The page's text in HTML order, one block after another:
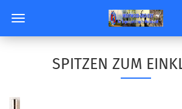
SPITZEN ZUM